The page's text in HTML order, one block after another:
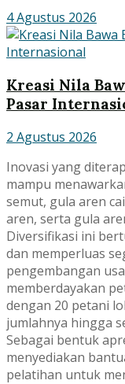
4 Agustus 2026
Kreasi Nila
Pasar
2 Agustus 2026
Inovasi yang
mampu
semut, gula aren
aren, serta gula
Diversifikasi ini
dan memperluas
pengembangan
memberdayakan
dengan 20 petani
jumlahnya hingga
Sebagai bentuk
menyediakan
pelatihan untuk